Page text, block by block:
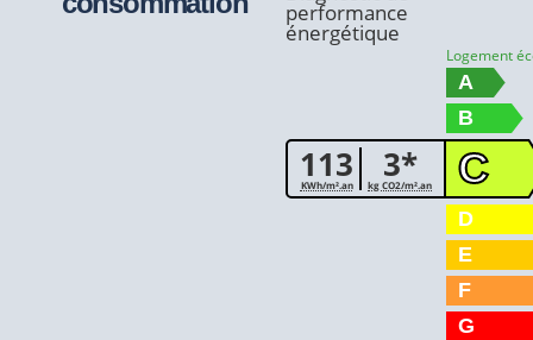
performance
énergétique
113
KWh/m².an 3*
kg CO2/m².an
Logement
A
B
C
D
E
F
G